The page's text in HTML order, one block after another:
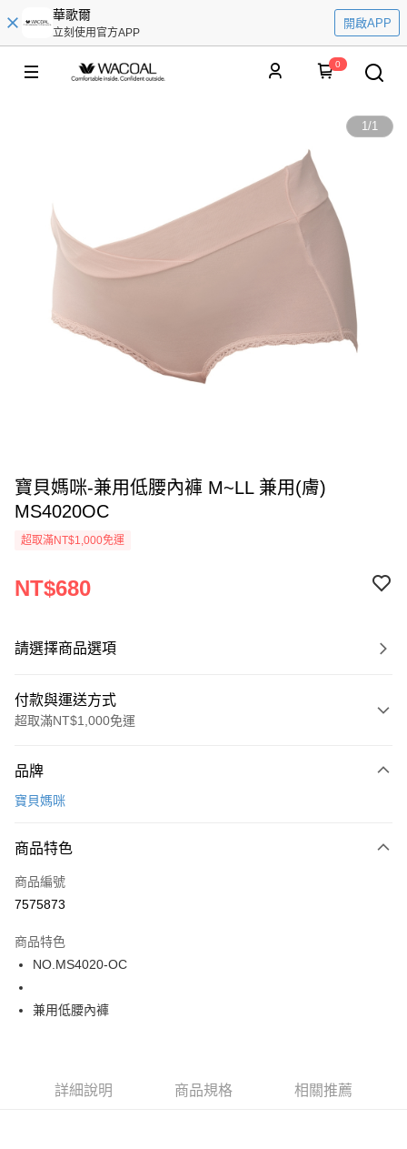
華歌爾
立刻使用官方APP
開啟APP
0
1/1
寶貝媽咪-兼用低腰內褲 M~LL 兼用(膚)
MS4020OC
超取滿NT$1,000免運
NT$680
請選擇商品選項
付款與運送方式
超取滿NT$1,000免運
信用卡一次付款
LINE Pay
街口支付
運送方式
全家取貨付款
每筆NT$80，滿NT$1,000(含以上)免運費
品牌
寶貝媽咪
商品特色
商品編號
7575873
商品特色
NO.MS4020-OC
兼用低腰內褲
詳細說明 商品規格 相關推薦